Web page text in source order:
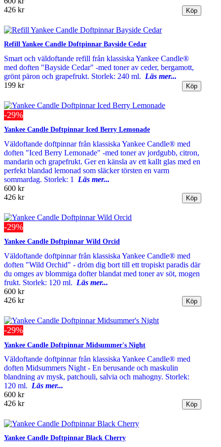
426 kr
Refill Yankee Candle Doftpinnar Bayside Cedar
Smart och väldoftande refill från klassiska Yankee Candle®
med doften "Bayside Cedar" -med toner av ceder, bergamott,
grönt päron och grapefrukt. Storlek: 240 ml. Läs mer...
199 kr
-29%
Yankee Candle Doftpinnar Iced Berry Lemonade
Väldoftande doftpinnar från klassiska Yankee Candle® med
doften "Iced Berry Lemonade" -med toner av jordgubb, citron,
mandarin och grapefrukt. Ger en känsla av ett kallt glas med en
perfekt blandad lemonad som släcker törsten en varm
sommardag. Storlek: 1 Läs mer...
600 kr
426 kr
-29%
Yankee Candle Doftpinnar Wild Orcid
Väldoftande doftpinnar från klassiska Yankee Candle® med
doften "Wild Orchid" - dröm dig bort till ett tropiskt paradis där
du omges av blommiga dofter blandat med toner av söt, mogen
frukt. Storlek: 120 ml. Läs mer...
600 kr
426 kr
-29%
Yankee Candle Doftpinnar Midsummer's Night
Väldoftande doftpinnar från klassiska Yankee Candle® med
doften Midsummers Night - En berusande och maskulin
blandning av mysk, patchouli, salvia och mahogny. Storlek:
120 ml. Läs mer...
600 kr
426 kr
Yankee Candle Doftpinnar Black Cherry